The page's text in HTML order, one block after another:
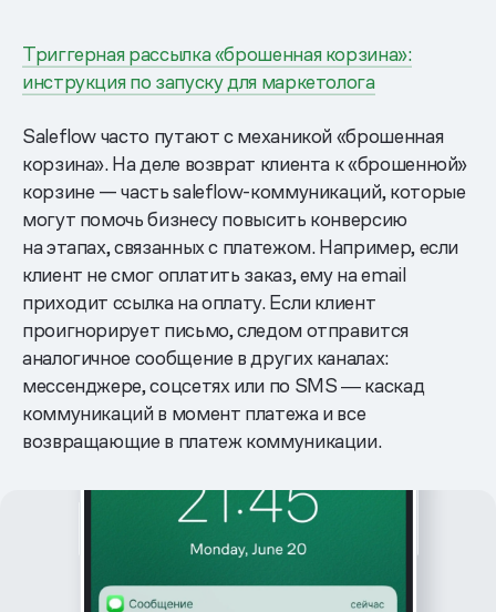
Триггерная рассылка «брошенная корзина»:
инструкция по запуску для маркетолога
Saleflow часто путают с механикой «брошенная
корзина». На деле возврат клиента к «брошенной»
корзине — часть saleflow-коммуникаций, которые
могут помочь бизнесу повысить конверсию
на этапах, связанных с платежом. Например, если
клиент не смог оплатить заказ, ему на email
приходит ссылка на оплату. Если клиент
проигнорирует письмо, следом отправится
аналогичное сообщение в других каналах:
мессенджере, соцсетях или по SMS ― каскад
коммуникаций в момент платежа и все
возвращающие в платеж коммуникации.